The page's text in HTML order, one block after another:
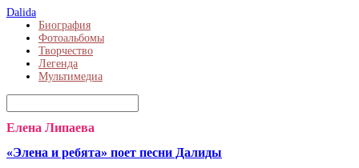
Dalida
Биография
Фотоальбомы
Творчество
Легенда
Мультимедиа
Елена Липаева
«Элена и ребята» поет песни Далиды